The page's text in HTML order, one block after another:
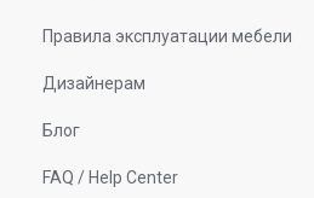
Правила эксплуатации мебели
Дизайнерам
Блог
FAQ / Help Center